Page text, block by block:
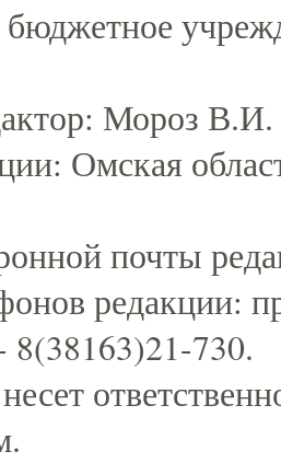
Мороз В.И.
Омская
почты
редакции:
8(38163)21-730.